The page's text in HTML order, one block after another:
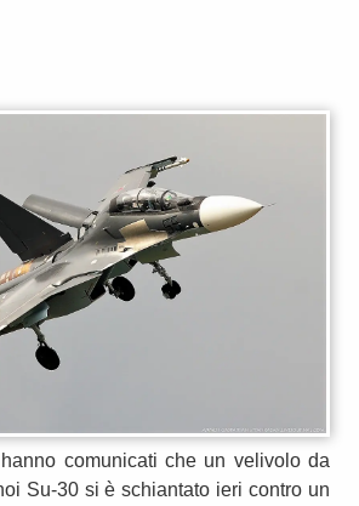
comunicati che un velivolo da
Su-30 si è schiantato ieri contro un